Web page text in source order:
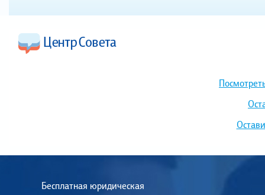
Бесплатная юридическая